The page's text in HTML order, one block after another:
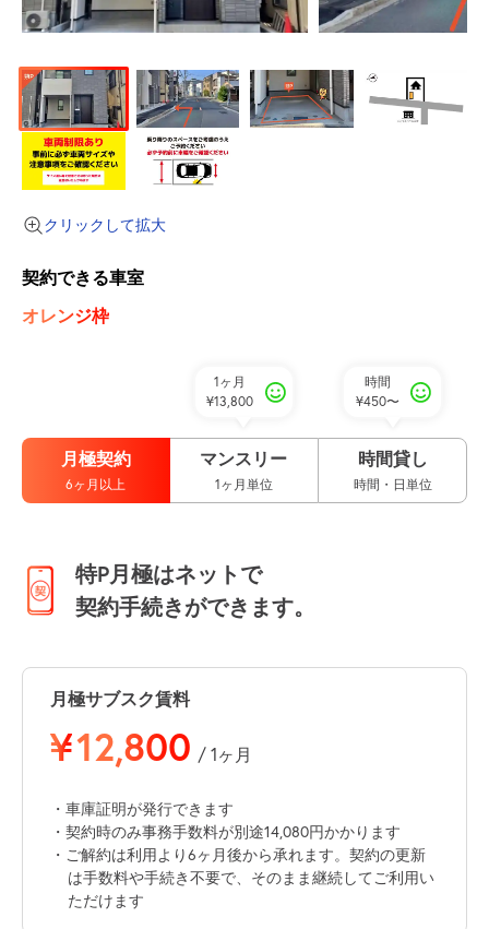
クリックして拡大
契約できる車室
オレンジ枠
月極契約
6ヶ月以上
1ヶ月
¥13,800
マンスリー
1ヶ月単位
時間
¥450〜
時間貸し
時間・日単位
特P月極はネットで
契約手続きができます。
月極サブスク賃料
¥12,800 / 1ヶ月
・車庫証明が発行できます
・契約時のみ事務手数料が別途14,080円かかります
・ご解約は利用より6ヶ月後から承れます。契約の更新
は手数料や手続き不要で、そのまま継続してご利用い
ただけます